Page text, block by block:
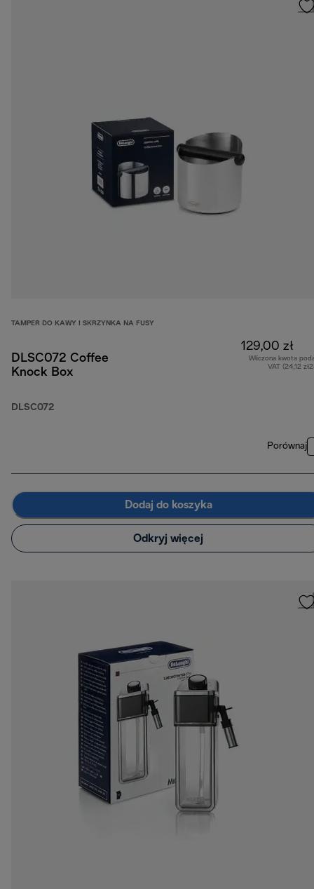
TAMPER DO KAWY I SKRZYNKA NA FUSY
DLSC072 Coffee
Knock Box
DLSC072
129,00 zł
Wliczona kwota
VAT (24,12
Porównaj
Dodaj do koszyka
Odkryj więcej